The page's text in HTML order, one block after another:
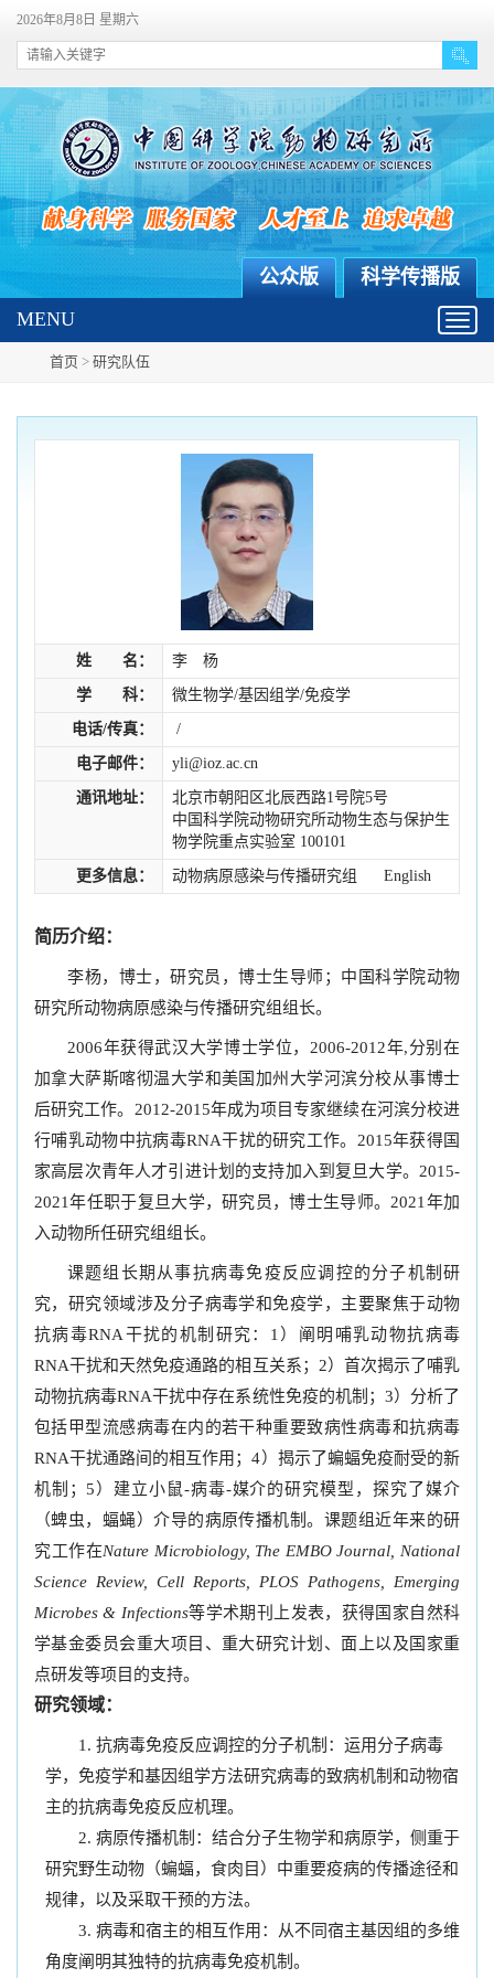
2026年8月8日 星期六
科学传播版
公众版
MENU
首页 > 研究队伍
姓 名： 李 杨
学 科： 微生物学/基因组学/免疫学
电话/传真： /
电子邮件： yli@ioz.ac.cn
通讯地址：
北京市朝阳区北辰西路1号院5号
中国科学院动物研究所动物生态与保护生
物学院重点实验室 100101
更多信息： 动物病原感染与传播研究组 English
简历介绍：
李杨，博士，研究员，博士生导师；中国科学院动物
研究所动物病原感染与传播研究组组长。
2006年获得武汉大学博士学位，2006-2012年,分别在
加拿大萨斯喀彻温大学和美国加州大学河滨分校从事博士
后研究工作。2012-2015年成为项目专家继续在河滨分校进
行哺乳动物中抗病毒RNA干扰的研究工作。2015年获得国
家高层次青年人才引进计划的支持加入到复旦大学。2015-
2021年任职于复旦大学，研究员，博士生导师。2021年加
入动物所任研究组组长。
课题组长期从事抗病毒免疫反应调控的分子机制研
究，研究领域涉及分子病毒学和免疫学，主要聚焦于动物
抗病毒RNA干扰的机制研究：1）阐明哺乳动物抗病毒
RNA干扰和天然免疫通路的相互关系；2）首次揭示了哺乳
动物抗病毒RNA干扰中存在系统性免疫的机制；3）分析了
包括甲型流感病毒在内的若干种重要致病性病毒和抗病毒
RNA干扰通路间的相互作用；4）揭示了蝙蝠免疫耐受的新
机制；5）建立小鼠-病毒-媒介的研究模型，探究了媒介
（蜱虫，蝠蝇）介导的病原传播机制。课题组近年来的研
究工作在Nature Microbiology, The EMBO Journal, National
Science Review, Cell Reports, PLOS Pathogens, Emerging
Microbes & Infections等学术期刊上发表，获得国家自然科
学基金委员会重大项目、重大研究计划、面上以及国家重
点研发等项目的支持。
研究领域：
抗病毒免疫反应调控的分子机制：运用分子病毒
学，免疫学和基因组学方法研究病毒的致病机制和动物宿
主的抗病毒免疫反应机理。
病原传播机制：结合分子生物学和病原学，侧重于
研究野生动物（蝙蝠，食肉目）中重要疫病的传播途径和
规律，以及采取干预的方法。
病毒和宿主的相互作用：从不同宿主基因组的多维
角度阐明其独特的抗病毒免疫机制。